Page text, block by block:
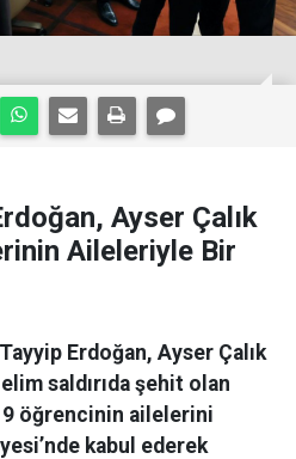
Ayser Çalık
Aileleriyle Bir
Erdoğan, Ayser Çalık
saldırıda şehit olan
öğrencinin ailelerini
kabul ederek